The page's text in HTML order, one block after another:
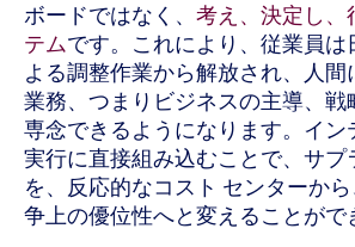
ボードではなく、 考え、決定し、
テムです。これにより、従業員は
よる調整作業から解放され、人間
業務、つまりビジネスの主導、戦
専念できるようになります。イン
実行に直接組み込むことで、サプ
を、反応的なコスト センターか
争上の優位性へと変えることがで